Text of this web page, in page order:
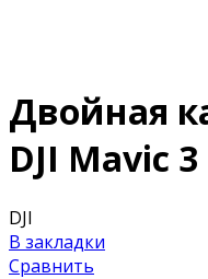
Двойная
DJI Mavic 3
DJI
В закладки
Сравнить